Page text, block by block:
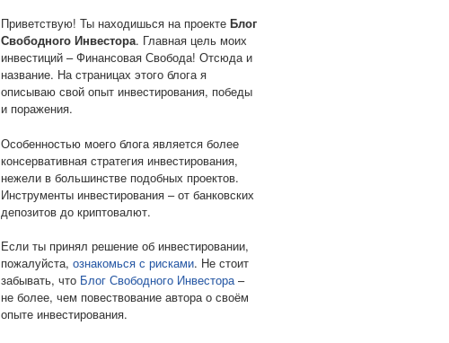
Приветствую! Ты находишься на проекте Блог
Свободного Инвестора. Главная цель моих
инвестиций – Финансовая Свобода! Отсюда и
название. На страницах этого блога я
описываю свой опыт инвестирования, победы
и поражения.
Особенностью моего блога является более
консервативная стратегия инвестирования,
нежели в большинстве подобных проектов.
Инструменты инвестирования – от банковских
депозитов до криптовалют.
Если ты принял решение об инвестировании,
пожалуйста, ознакомься с рисками. Не стоит
забывать, что Блог Свободного Инвестора–
не более, чем повествование автора о своём
опыте инвестирования.